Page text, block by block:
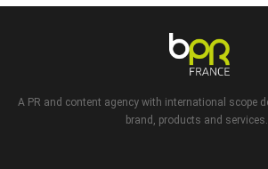
A PR and content agency with international scope
brand, products and